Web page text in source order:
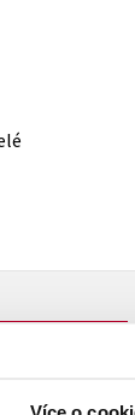
Více o